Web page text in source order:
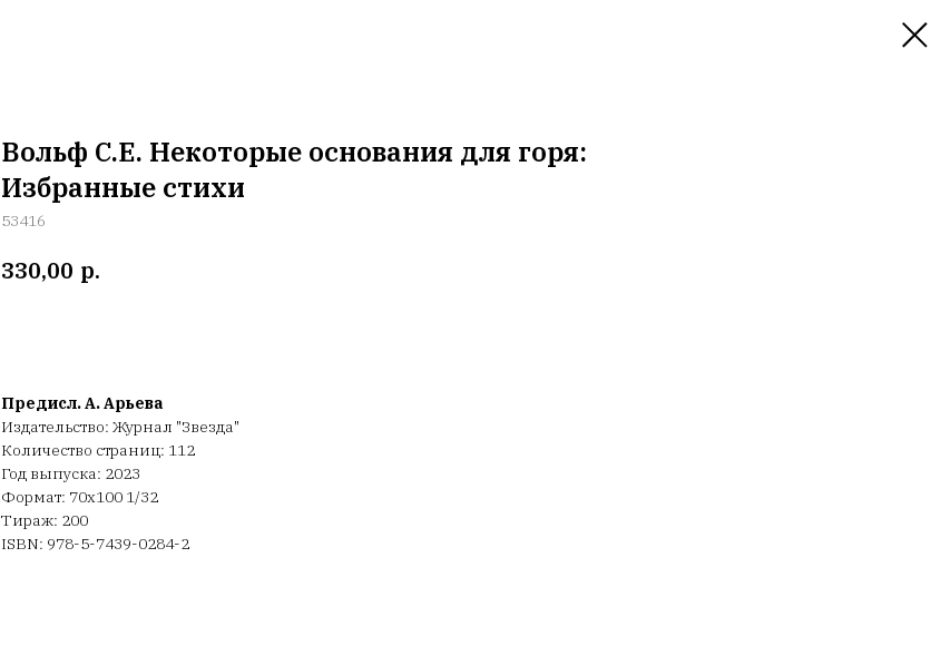
Вольф С.Е. Некоторые основания для горя:
Избранные стихи
53416
330,00 р.
Предисл. А. Арьева
Издательство: Журнал "Звезда"
Количество страниц: 112
Год выпуска: 2023
Формат: 70х100 1/32
Тираж: 200
ISBN: 978-5-7439-0284-2